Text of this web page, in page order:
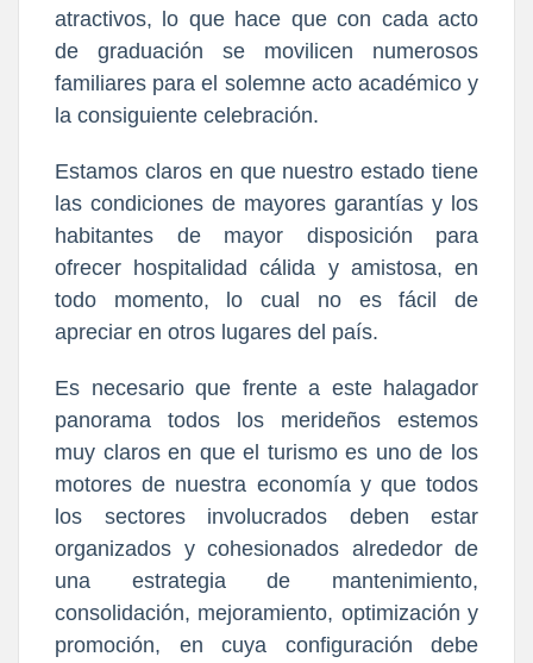
atractivos, lo que hace que con cada acto
de graduación se movilicen numerosos
familiares para el solemne acto académico y
la consiguiente celebración.
Estamos claros en que nuestro estado tiene
las condiciones de mayores garantías y los
habitantes de mayor disposición para
ofrecer hospitalidad cálida y amistosa, en
todo momento, lo cual no es fácil de
apreciar en otros lugares del país.
Es necesario que frente a este halagador
panorama todos los merideños estemos
muy claros en que el turismo es uno de los
motores de nuestra economía y que todos
los sectores involucrados deben estar
organizados y cohesionados alrededor de
una estrategia de mantenimiento,
consolidación, mejoramiento, optimización y
promoción, en cuya configuración debe